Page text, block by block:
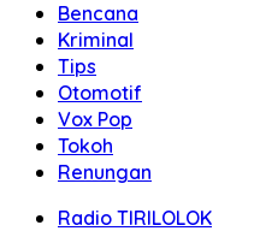
Bencana
Kriminal
Tips
Otomotif
Vox Pop
Tokoh
Renungan
Radio TIRILOLOK